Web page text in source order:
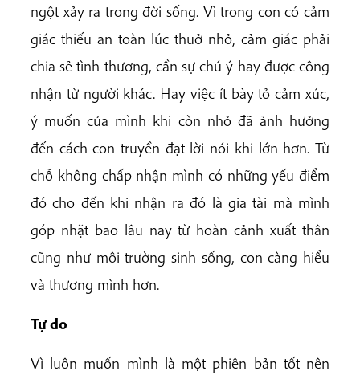
ngột xảy ra trong đời sống. Vì trong con có cảm
giác thiếu an toàn lúc thuở nhỏ, cảm giác phải
chia sẻ tình thương, cần sự chú ý hay được công
nhận từ người khác. Hay việc ít bày tỏ cảm xúc,
ý muốn của mình khi còn nhỏ đã ảnh hưởng
đến cách con truyền đạt lời nói khi lớn hơn. Từ
chỗ không chấp nhận mình có những yếu điểm
đó cho đến khi nhận ra đó là gia tài mà mình
góp nhặt bao lâu nay từ hoàn cảnh xuất thân
cũng như môi trường sinh sống, con càng hiểu
và thương mình hơn.
Tự do
Vì luôn muốn mình là một phiên bản tốt nên